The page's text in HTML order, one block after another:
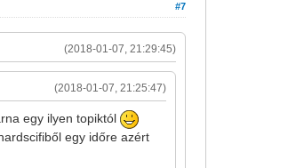
#7
(2018-01-07, 21:29:45)
(2018-01-07, 21:25:47)
egy ilyen topiktól
egy időre azért